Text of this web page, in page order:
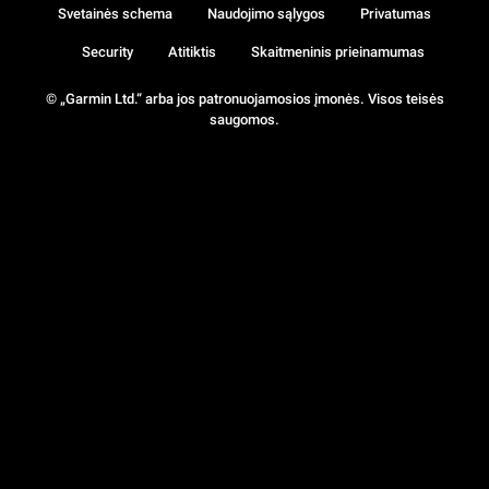
© „Garmin Ltd.“ arba jos patronuojamosios įmonės. Visos teisės
saugomos.
Svetainės schema Naudojimo sąlygos Privatumas
Security Atitiktis Skaitmeninis prieinamumas